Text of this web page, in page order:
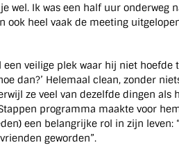
wel. Ik was een half uur onderweg
ook heel vaak de meeting
veilige plek waar hij niet hoefde
dan?’ Helemaal clean, zonder
ze veel van dezelfde dingen als
programma maakte voor
een belangrijke rol in zijn leven:
geworden”.